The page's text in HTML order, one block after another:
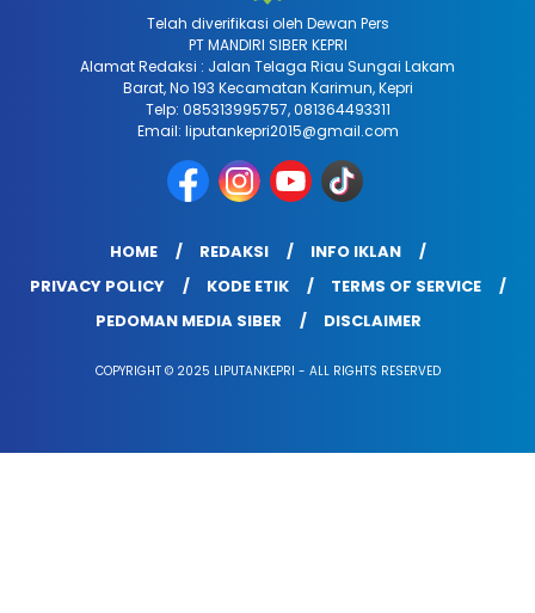
Telah diverifikasi oleh Dewan Pers
PT MANDIRI SIBER KEPRI
Alamat Redaksi : Jalan Telaga Riau Sungai Lakam
Barat, No 193 Kecamatan Karimun, Kepri
Telp: 085313995757, 081364493311
Email: liputankepri2015@gmail.com
HOME REDAKSI
INFO IKLAN
PRIVACY POLICY
KODE ETIK
TERMS OF SERVICE
PEDOMAN MEDIA SIBER
DISCLAIMER
COPYRIGHT © 2025 LIPUTANKEPRI - ALL RIGHTS RESERVED